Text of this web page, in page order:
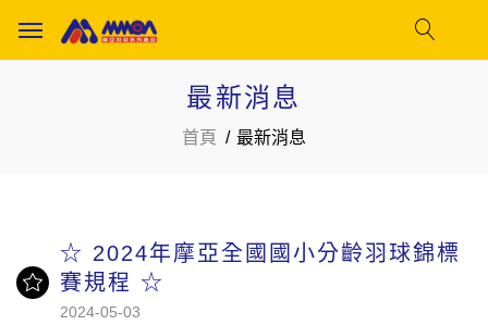
最新消息
首頁 最新消息
☆ 2024年摩亞全國國小分齡羽球錦標
賽規程 ☆
2024-05-03